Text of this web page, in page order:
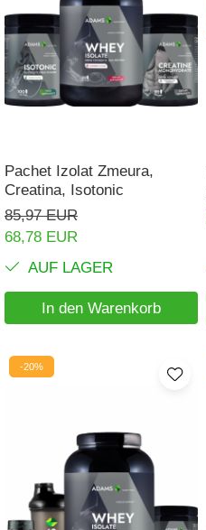
Pachet Izolat Zmeura,
Creatina, Isotonic
85,97 EUR
68,78 EUR
AUF LAGER
In den Warenkorb
-20%